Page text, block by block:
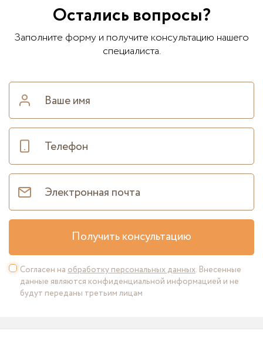
Остались вопросы?
Заполните форму и получите консультацию нашего
специалиста.
Получить консультацию
Согласен на обработку персональных данных. Внесенные
данные являются конфиденциальной информацией и не
будут переданы третьим лицам